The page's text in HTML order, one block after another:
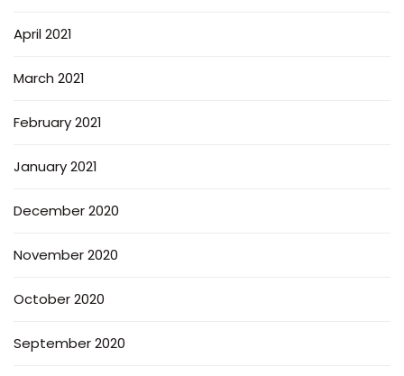
April 2021
March 2021
February 2021
January 2021
December 2020
November 2020
October 2020
September 2020